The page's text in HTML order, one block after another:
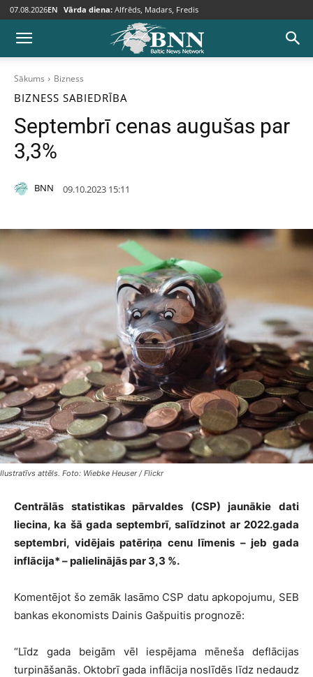
07.08.2026EN Vārda diena: Alfrēds, Madars, Fredis
Sākums Bizness
BIZNESS SABIEDRĪBA
Septembrī cenas augušas par
3,3%
BNN 09.10.2023 15:11
Ilustratīvs attēls. Foto: Wiebke Heuser / Flickr
Centrālās statistikas pārvaldes (CSP) jaunākie dati
liecina, ka šā gada septembrī, salīdzinot ar 2022.gada
septembri, vidējais patēriņa cenu līmenis – jeb gada
inflācija* – palielinājās par 3,3 %.
Komentējot šo zemāk lasāmo CSP datu apkopojumu, SEB
bankas ekonomists Dainis Gašpuitis prognozē:
“Līdz gada beigām vēl iespējama mēneša deflācijas
turpināšanās. Oktobrī gada inflācija noslīdēs līdz nedaudz